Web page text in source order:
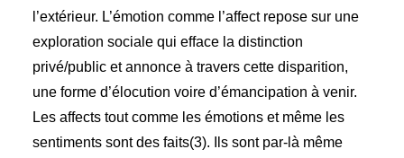
l’extérieur. L’émotion comme l’affect repose sur une
exploration sociale qui efface la distinction
privé/public et annonce à travers cette disparition,
une forme d’élocution voire d’émancipation à venir.
Les affects tout comme les émotions et même les
sentiments sont des faits(3). Ils sont par-là même